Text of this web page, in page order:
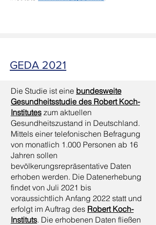
GEDA 2021
Die Studie ist eine bundesweite
Gesundheitsstudie des Robert Koch-
Institutes zum aktuellen
Gesundheitszustand in Deutschland.
Mittels einer telefonischen Befragung
von monatlich 1.000 Personen ab 16
Jahren sollen
bevölkerungsrepräsentative Daten
erhoben werden. Die Datenerhebung
findet von Juli 2021 bis
voraussichtlich Anfang 2022 statt und
erfolgt im Auftrag des Robert Koch-
Instituts. Die erhobenen Daten fließen